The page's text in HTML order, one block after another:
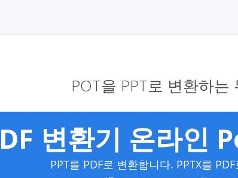
POT을 PPT로 변환하는